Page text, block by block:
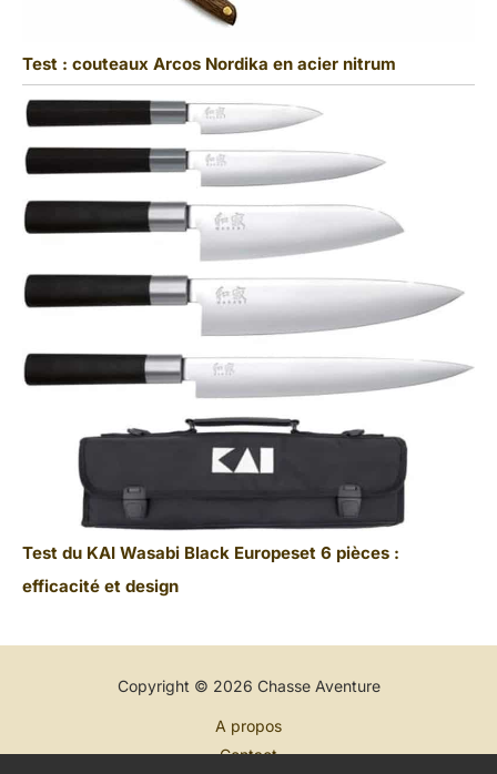
Test : couteaux Arcos Nordika en acier nitrum
Test du KAI Wasabi Black Europeset 6 pièces :
efficacité et design
Copyright © 2026 Chasse Aventure
A propos
Contact